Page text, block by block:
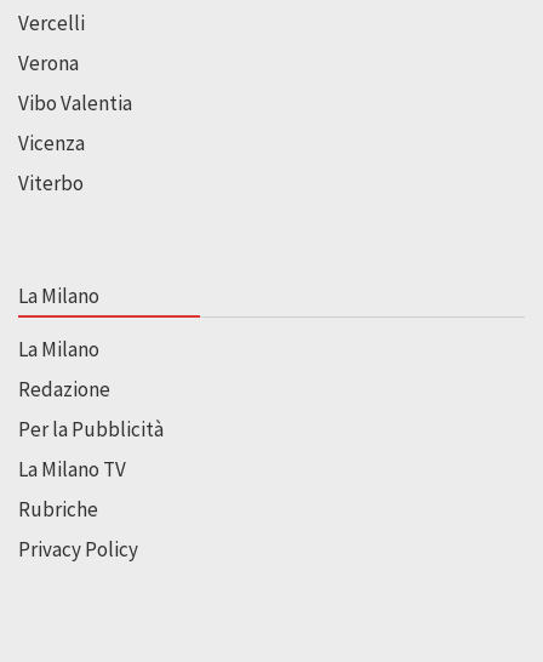
Vercelli
Verona
Vibo Valentia
Vicenza
Viterbo
La Milano
La Milano
Redazione
Per la Pubblicità
La Milano TV
Rubriche
Privacy Policy